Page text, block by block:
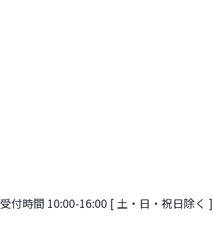
受付時間 10:00-16:00 [ 土・日・祝日除く ]